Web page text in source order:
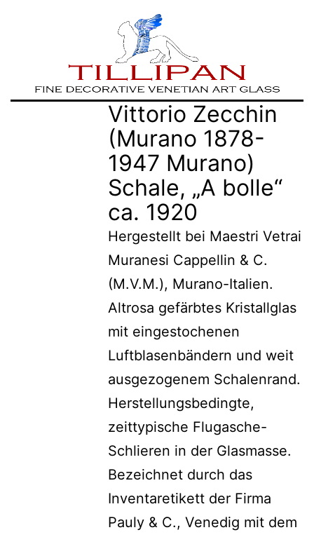
Zum
TILLIPAN
Vittorio Zecchin
(Murano 1878-
1947 Murano)
Schale, „A bolle“
ca. 1920
Hergestellt bei Maestri Vetrai
Muranesi Cappellin & C.
(M.V.M.), Murano-Italien.
Altrosa gefärbtes Kristallglas
mit eingestochenen
Luftblasenbändern und weit
ausgezogenem Schalenrand.
Herstellungsbedingte,
zeittypische Flugasche-
Schlieren in der Glasmasse.
Bezeichnet durch das
Inventaretikett der Firma
Pauly & C., Venedig mit dem